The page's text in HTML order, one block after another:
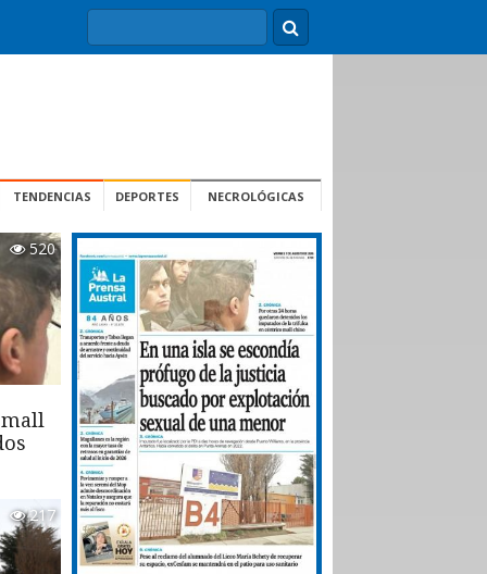
TENDENCIAS DEPORTES NECROLÓGICAS
520
217